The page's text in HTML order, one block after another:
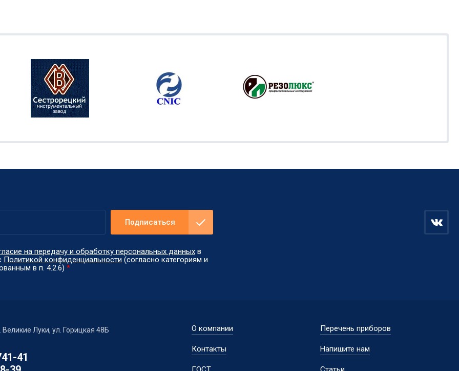
на передачу и обработку персональных данных в
Политикой конфиденциальности (согласно категориям и
в п. 4.2.6) *
Подписаться
Великие Луки, ул. Горицкая 48Б
41
О компании Перечень приборов
Контакты Напишите нам